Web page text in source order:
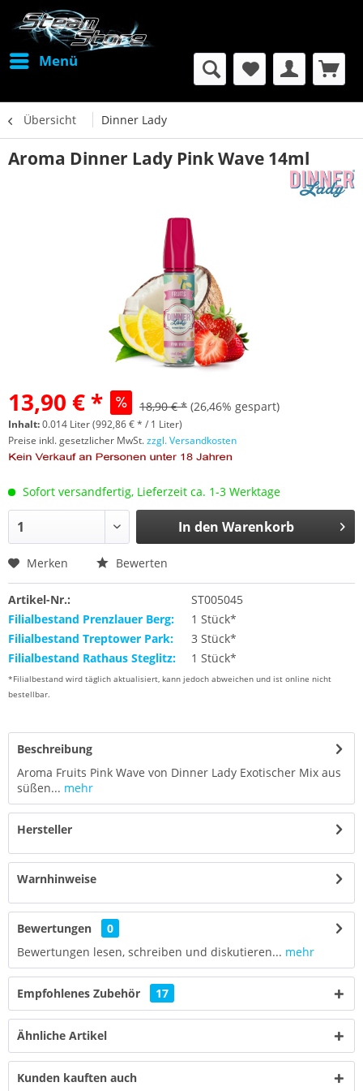
Menü
Übersicht Dinner Lady
Aroma Dinner Lady Pink Wave 14ml
13,90 € * 18,90 € * (26,46% gespart)
Inhalt:0.014 Liter (992,86 € * / 1 Liter)
Preise inkl. gesetzlicher MwSt.zzgl. Versandkosten
Sofort versandfertig, Lieferzeit ca. 1-3 Werktage
In den Warenkorb
Merken Bewerten
Artikel-Nr.:
ST005045
Filialbestand Prenzlauer Berg:
1 Stück*
Filialbestand Treptower Park:
3 Stück*
Filialbestand Rathaus Steglitz:
1 Stück*
*Filialbestand wird täglich aktualisiert, kann jedoch abweichen und ist online nicht
bestellbar.
Beschreibung
Aroma Fruits Pink Wave von Dinner Lady Exotischer Mix aus
süßen... mehr
Hersteller
Warnhinweise
Bewertungen
0
Bewertungen lesen, schreiben und diskutieren... mehr
Empfohlenes Zubehör 17
Ähnliche Artikel
Kunden kauften auch